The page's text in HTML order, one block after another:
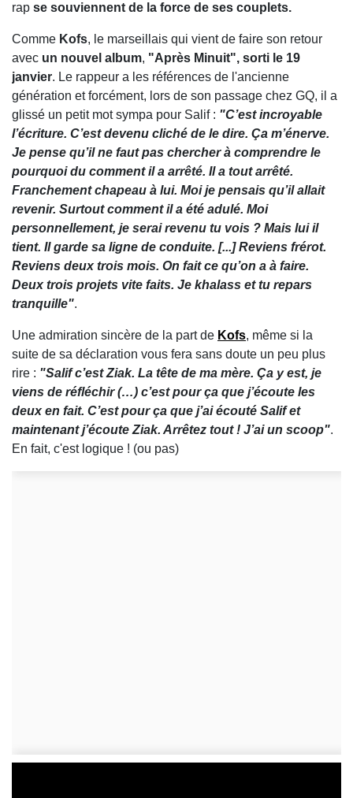
rap se souviennent de la force de ses couplets.
Comme Kofs, le marseillais qui vient de faire son retour
avec un nouvel album, "Après Minuit", sorti le 19
janvier. Le rappeur a les références de l'ancienne
génération et forcément, lors de son passage chez GQ, il a
glissé un petit mot sympa pour Salif : "C’est incroyable
l’écriture. C’est devenu cliché de le dire. Ça m’énerve.
Je pense qu’il ne faut pas chercher à comprendre le
pourquoi du comment il a arrêté. Il a tout arrêté.
Franchement chapeau à lui. Moi je pensais qu’il allait
revenir. Surtout comment il a été adulé. Moi
personnellement, je serai revenu tu vois ? Mais lui il
tient. Il garde sa ligne de conduite. [...] Reviens frérot.
Reviens deux trois mois. On fait ce qu’on a à faire.
Deux trois projets vite faits. Je khalass et tu repars
tranquille".
Une admiration sincère de la part de Kofs, même si la
suite de sa déclaration vous fera sans doute un peu plus
rire : "Salif c’est Ziak. La tête de ma mère. Ça y est, je
viens de réfléchir (…) c’est pour ça que j’écoute les
deux en fait. C’est pour ça que j’ai écouté Salif et
maintenant j’écoute Ziak. Arrêtez tout ! J’ai un scoop".
En fait, c'est logique ! (ou pas)